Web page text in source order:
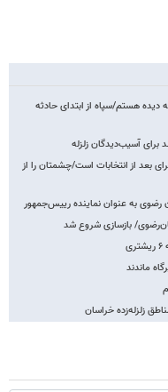
دیده هستم/سپاه از ابتدای حادثه
بعد از انتخابات است/چشمتان را از
رضوی به عنوان نماینده رییس‌جمهور
بازسازی شروع شد
ماندند
زلزله‌زده خراسان‌